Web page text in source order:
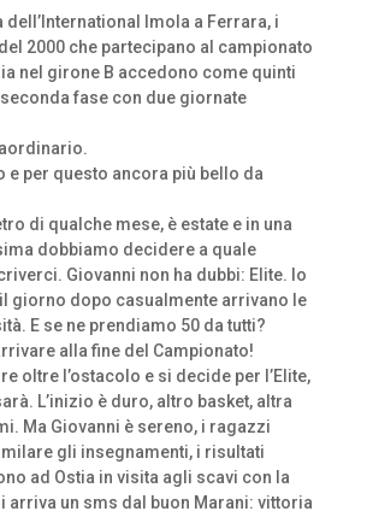
dell’International Imola a Ferrara, i
2000 che partecipano al campionato
nel girone B accedono come quinti
fase con due giornate
e per questo ancora più bello da
di qualche mese, è estate e in una
dobbiamo decidere a quale
Giovanni non ha dubbi: Elite. Io
giorno dopo casualmente arrivano le
E se ne prendiamo 50 da tutti?
alla fine del Campionato!
oltre l’ostacolo e si decide per l’Elite,
L’inizio è duro, altro basket, altra
Ma Giovanni è sereno, i ragazzi
gli insegnamenti, i risultati
ad Ostia in visita agli scavi con la
arriva un sms dal buon Marani: vittoria